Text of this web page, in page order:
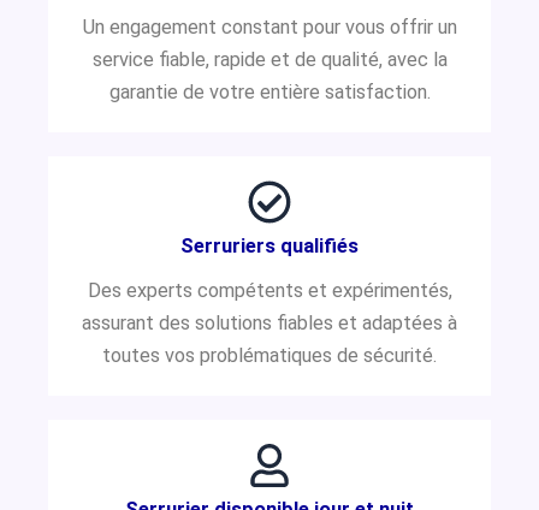
Un engagement constant pour vous offrir un
service fiable, rapide et de qualité, avec la
garantie de votre entière satisfaction.
Serruriers qualifiés
Des experts compétents et expérimentés,
assurant des solutions fiables et adaptées à
toutes vos problématiques de sécurité.